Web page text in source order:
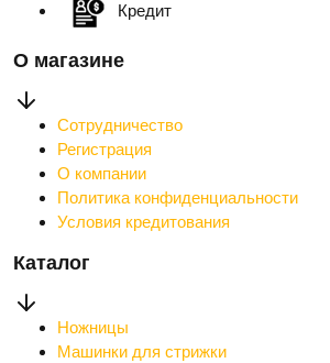
Кредит
О магазине
Сотрудничество
Регистрация
О компании
Политика конфиденциальности
Условия кредитования
Каталог
Ножницы
Машинки для стрижки